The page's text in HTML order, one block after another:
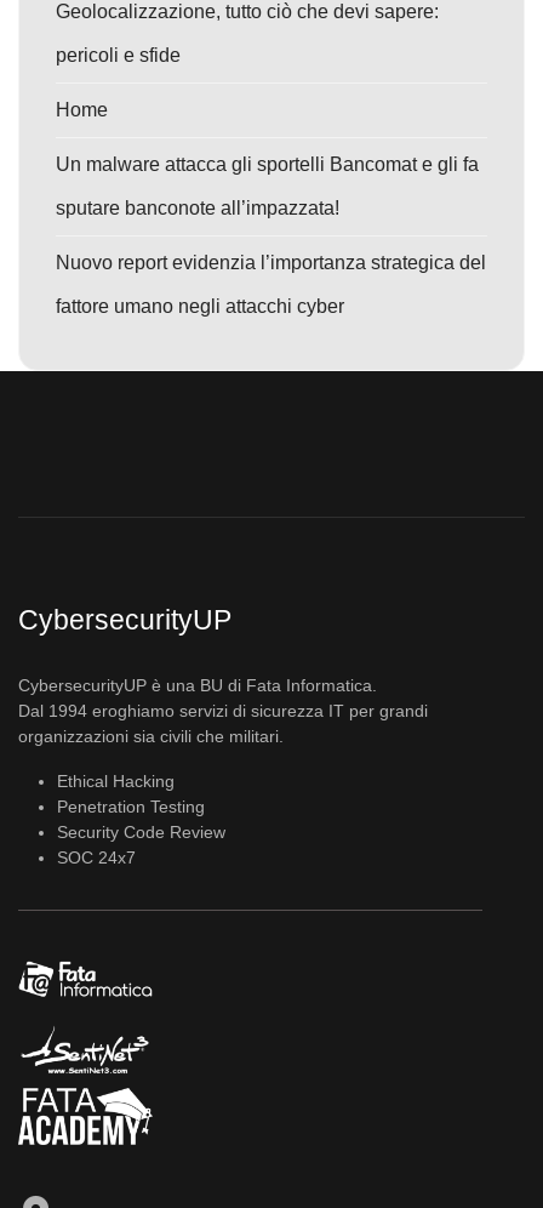
Geolocalizzazione, tutto ciò che devi sapere:
pericoli e sfide
Home
Un malware attacca gli sportelli Bancomat e gli fa
sputare banconote all’impazzata!
Nuovo report evidenzia l’importanza strategica del
fattore umano negli attacchi cyber
CybersecurityUP
CybersecurityUP è una BU di Fata Informatica.
Dal 1994 eroghiamo servizi di sicurezza IT per grandi
organizzazioni sia civili che militari.
Ethical Hacking
Penetration Testing
Security Code Review
SOC 24x7